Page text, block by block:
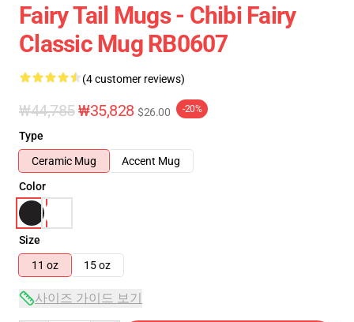
Fairy Tail Mugs - Chibi Fairy
Classic Mug RB0607
(4 customer reviews)
₩44,785₩35,828 $26.00 -20%
Type
Ceramic Mug
Accent Mug
Color
Size
11 oz
15 oz
사이즈 가이드 보기